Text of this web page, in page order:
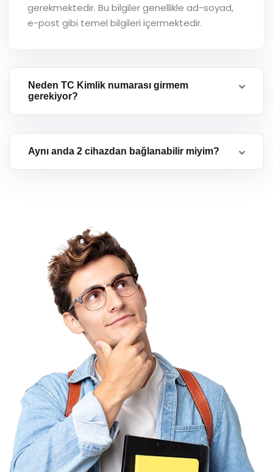
gerekmektedir. Bu bilgiler genellikle ad-soyad,
e-post gibi temel bilgileri içermektedir.
Neden TC Kimlik numarası girmem
gerekiyor?
Aynı anda 2 cihazdan bağlanabilir miyim?